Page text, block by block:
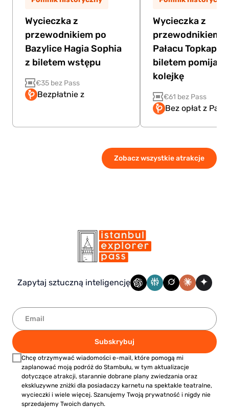
Zobacz wszystkie atrakcje
Wycieczka z
przewodnikiem po
Bazylice Hagia Sophia
z biletem wstępu
€35 bez Pass
Bezpłatnie z
Wycieczka z
przewodnikiem
Pałacu Topkapi z
biletem
kolejkę
€61 bez Pass
Bez opłat z Pass
Zapytaj sztuczną inteligencję
Subskrybuj
Chcę otrzymywać wiadomości e-mail, które pomogą mi
zaplanować moją podróż do Stambułu, w tym aktualizacje
dotyczące atrakcji, starannie dobrane plany zwiedzania oraz
ekskluzywne zniżki dla posiadaczy karnetu na spektakle teatralne,
wycieczki i wiele więcej. Szanujemy Twoją prywatność i nigdy nie
sprzedajemy Twoich danych.